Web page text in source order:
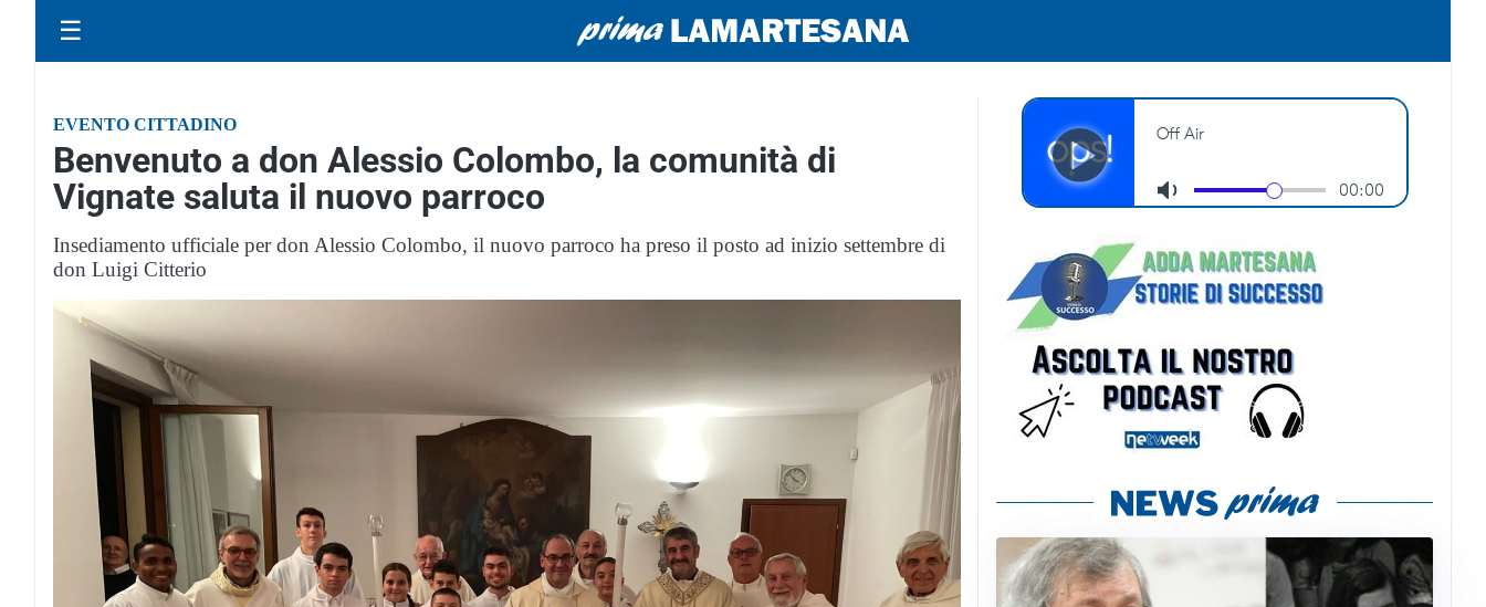
☰
EVENTO CITTADINO
Benvenuto a don Alessio Colombo, la comunità di
Vignate saluta il nuovo parroco
Insediamento ufficiale per don Alessio Colombo, il nuovo parroco ha preso il posto ad inizio settembre di
don Luigi Citterio